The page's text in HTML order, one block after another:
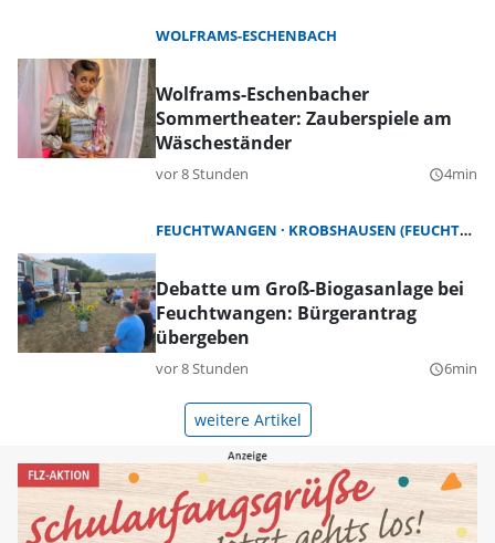
WOLFRAMS-ESCHENBACH
Wolframs-Eschenbacher
Sommertheater: Zauberspiele am
Wäscheständer
vor 8 Stunden query_builder4min
FEUCHTWANGEN KROBSHAUSEN (FEUCHTWANGEN)
Debatte um Groß-Biogasanlage bei
Feuchtwangen: Bürgerantrag
übergeben
vor 8 Stunden query_builder6min
weitere Artikel